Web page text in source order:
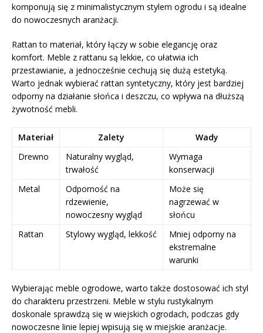
komponują się z minimalistycznym stylem ogrodu i są idealne
do nowoczesnych aranżacji.
Rattan to materiał, który łączy w sobie elegancję oraz
komfort. Meble z rattanu są lekkie, co ułatwia ich
przestawianie, a jednocześnie cechują się dużą estetyką.
Warto jednak wybierać rattan syntetyczny, który jest bardziej
odporny na działanie słońca i deszczu, co wpływa na dłuższą
żywotność mebli.
Materiał Zalety
Wady
Drewno
Naturalny wygląd,
trwałość
Wymaga
konserwacji
Metal
Odporność na
rdzewienie,
nowoczesny wygląd
Może się
nagrzewać w
słońcu
Rattan
Stylowy wygląd, lekkość
Mniej odporny na
ekstremalne
warunki
Wybierając meble ogrodowe, warto także dostosować ich styl
do charakteru przestrzeni. Meble w stylu rustykalnym
doskonale sprawdzą się w wiejskich ogrodach, podczas gdy
nowoczesne linie lepiej wpisują się w miejskie aranżacje.